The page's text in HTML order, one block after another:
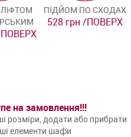
ПОВЕРХ
ПІДЙОМ ПО СХОДАХ
528 грн /ПОВЕРХ
на замовлення!!!
розміри, додати або прибрати
елементи шафи